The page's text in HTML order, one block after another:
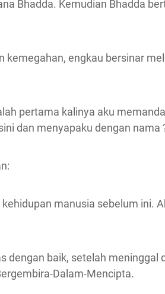
Bhadda. Kemudian Bhadda
kemegahan, engkau bersinar
pertama kalinya aku
dan menyapaku dengan nama
manusia sebelum ini.
dengan baik, setelah meninggal
Dalam-Mencipta.